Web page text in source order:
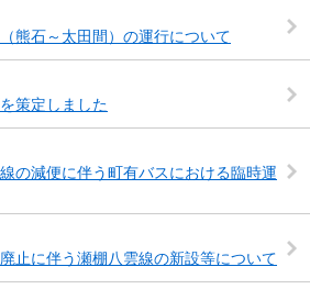
熊石～太田間）の運行について
策定しました
の減便に伴う町有バスにおける臨時運
止に伴う瀬棚八雲線の新設等について